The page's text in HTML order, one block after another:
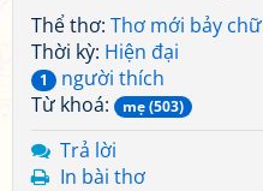
Thể thơ: Thơ mới bảy chữ
Thời kỳ: Hiện đại
1
người thích
Từ khoá:
mẹ (503)
Trả lời
In bài thơ